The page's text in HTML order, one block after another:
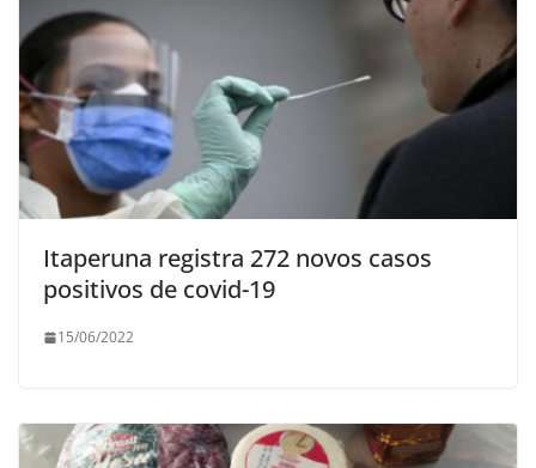
Itaperuna registra 272 novos casos
positivos de covid-19
15/06/2022